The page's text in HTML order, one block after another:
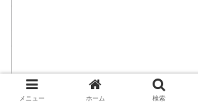
メニュー ホーム 検索